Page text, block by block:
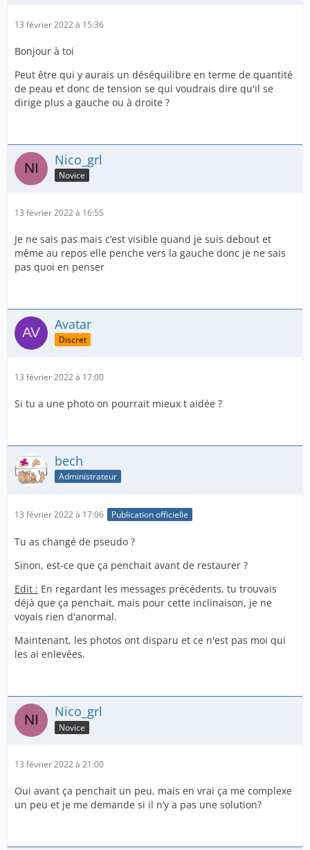
13 février 2022 à 15:36
Bonjour à toi
Peut être qui y aurais un déséquilibre en terme de quantité
de peau et donc de tension se qui voudrais dire qu'il se
dirige plus a gauche ou à droite ?
Nico_grl
Novice
13 février 2022 à 16:55
Je ne sais pas mais c’est visible quand je suis debout et
même au repos elle penche vers la gauche donc je ne sais
pas quoi en penser
Avatar
Discret
13 février 2022 à 17:00
Si tu a une photo on pourrait mieux t aidée ?
bech
Administrateur
13 février 2022 à 17:06 Publication officielle
Tu as changé de pseudo ?
Sinon, est-ce que ça penchait avant de restaurer ?
Edit : En regardant les messages précédents, tu trouvais
déjà que ça penchait, mais pour cette inclinaison, je ne
voyais rien d'anormal.
Maintenant, les photos ont disparu et ce n'est pas moi qui
les ai enlevées.
Nico_grl
Novice
13 février 2022 à 21:00
Oui avant ça penchait un peu, mais en vrai ça me complexe
un peu et je me demande si il n’y a pas une solution?